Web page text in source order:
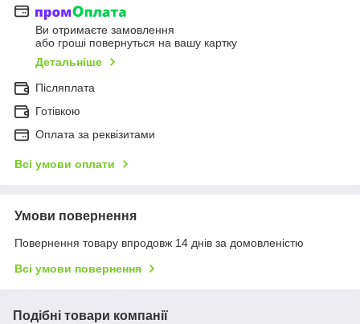
Ви отримаєте замовлення
або гроші повернуться на вашу картку
Детальніше
Післяплата
Готівкою
Оплата за реквізитами
Всі умови оплати
Умови повернення
Повернення товару впродовж 14 днів за домовленістю
Всі умови повернення
Подібні товари компанії